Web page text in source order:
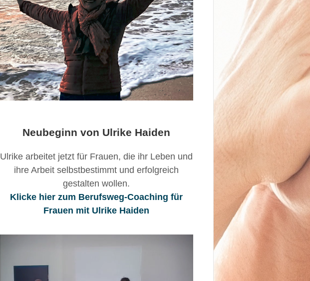
Neubeginn von Ulrike Haiden
Ulrike arbeitet jetzt für Frauen, die ihr Leben und
ihre Arbeit selbstbestimmt und erfolgreich
gestalten wollen.
Klicke hier zum Berufsweg-Coaching für
Frauen mit Ulrike Haiden